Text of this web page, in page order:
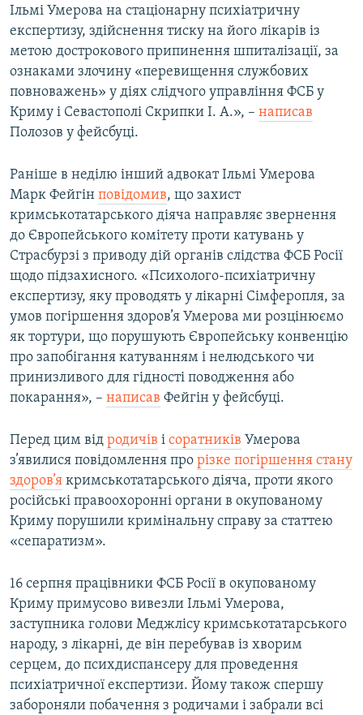
Ільмі Умерова на стаціонарну психіатричну
експертизу, здійснення тиску на його лікарів із
метою дострокового припинення шпиталізації, за
ознаками злочину «перевищення службових
повноважень» у діях слідчого управління ФСБ у
Криму і Севастополі Скрипки І. А.», – написав
Полозов у фейсбуці.
Раніше в неділю інший адвокат Ільмі Умерова
Марк Фейгін повідомив, що захист
кримськотатарського діяча направляє звернення
до Європейського комітету проти катувань у
Страсбурзі з приводу дій органів слідства ФСБ Росії
щодо підзахисного. «Психолого-психіатричну
експертизу, яку проводять у лікарні Сімферопля, за
умов погіршення здоров’я Умерова ми розцінюємо
як тортури, що порушують Європейську конвенцію
про запобігання катуванням і нелюдського чи
принизливого для гідності поводження або
покарання», – написав Фейгін у фейсбуці.
Перед цим від родичів і соратників Умерова
з’явилися повідомлення про різке погіршення стану
здоров’я кримськотатарського діяча, проти якого
російські правоохоронні органи в окупованому
Криму порушили кримінальну справу за статтею
«сепаратизм».
16 серпня працівники ФСБ Росії в окупованому
Криму примусово вивезли Ільмі Умерова,
заступника голови Меджлісу кримськотатарського
народу, з лікарні, де він перебував із хворим
серцем, до психдиспансеру для проведення
психіатричної експертизи. Йому також спершу
забороняли побачення з родичами і забрали всі